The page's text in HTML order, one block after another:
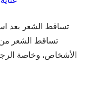
تساقط الشعر بعد
تساقط الشعر من
الأشخاص، وخاصة